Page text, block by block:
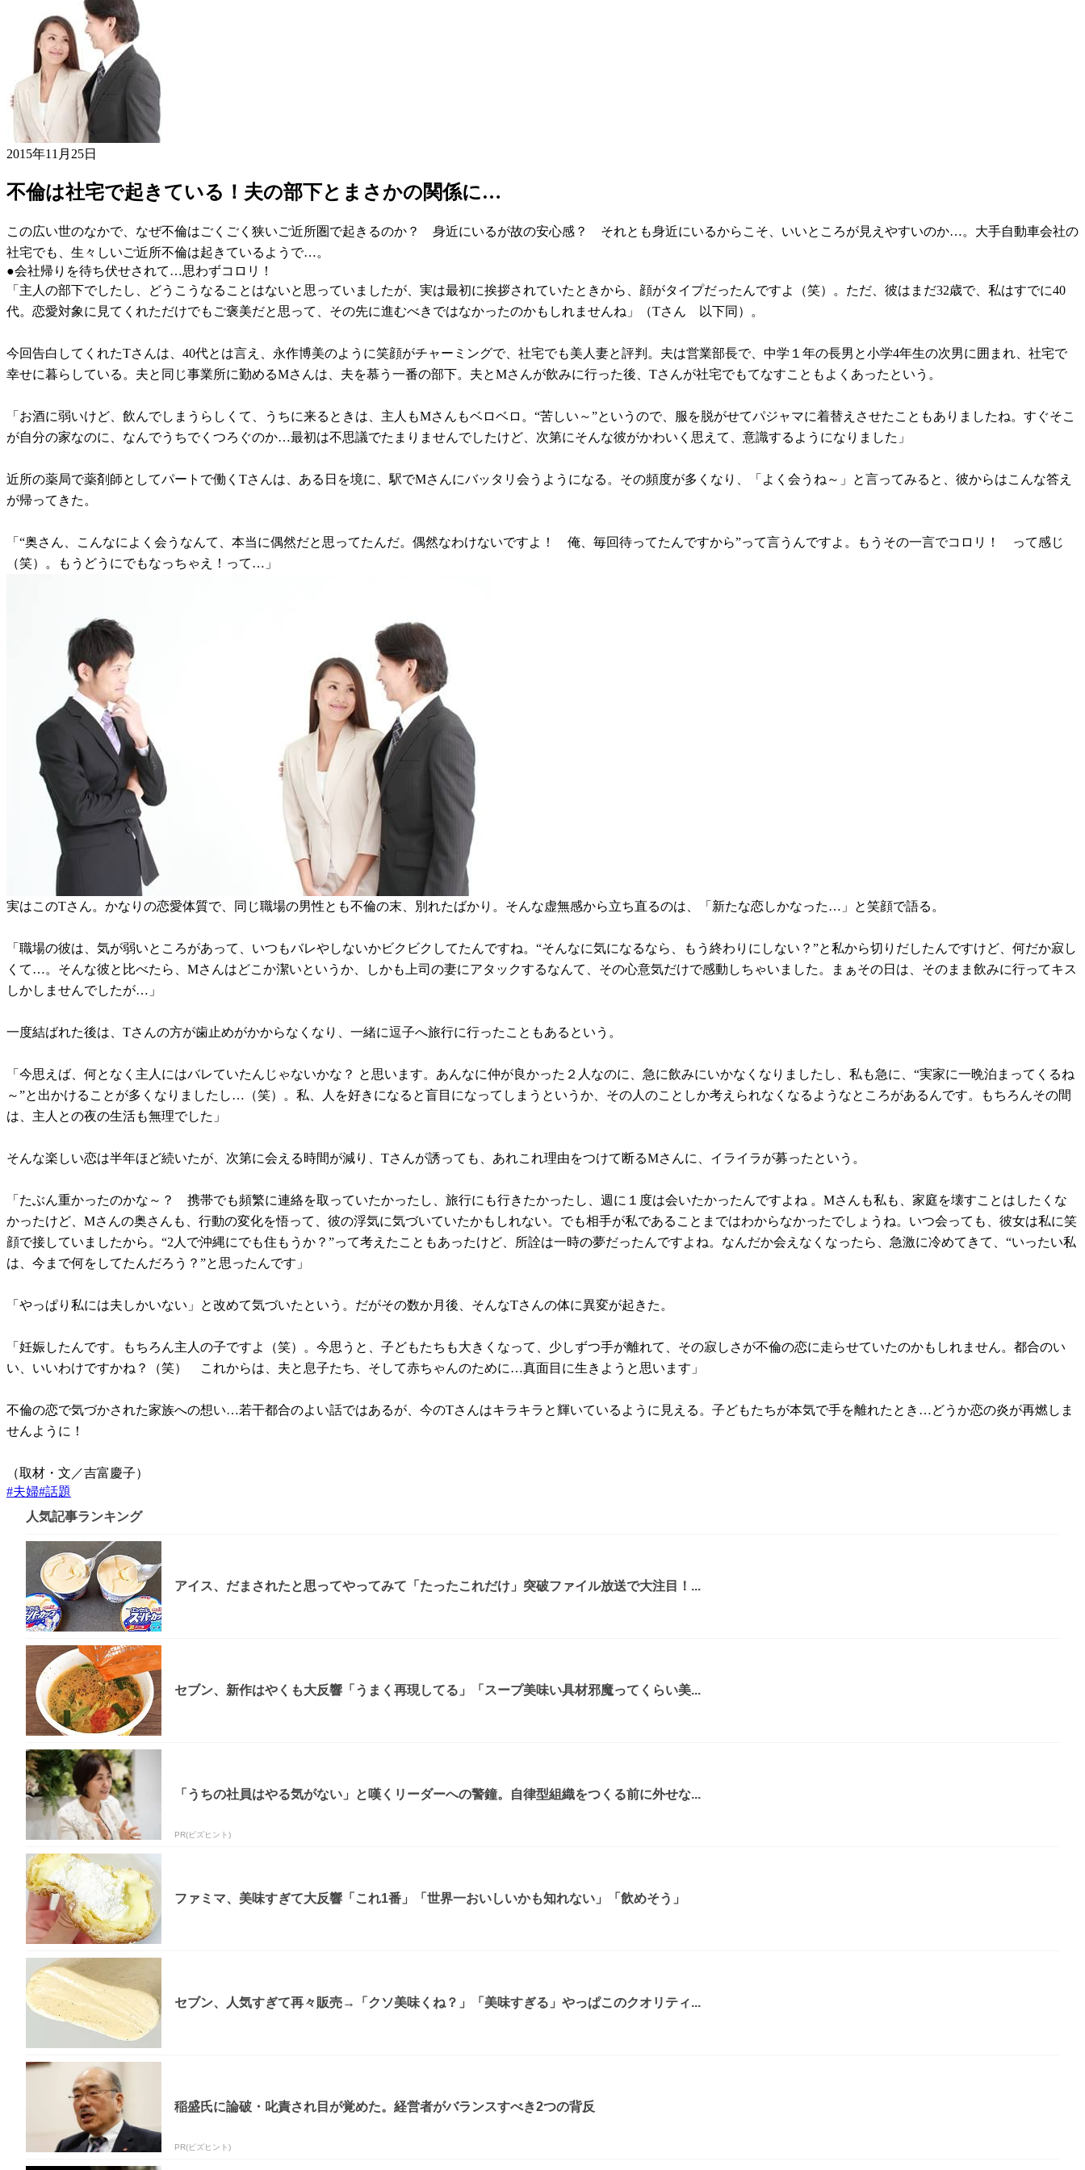
2015年11月25日
不倫は社宅で起きている！夫の部下とまさかの関係に…
この広い世のなかで、なぜ不倫はごくごく狭いご近所圏で起きるのか？ 身近にいるが故の安心感？ それとも身近にいるからこそ、いいところが見えやすいのか…。大手自動車会社の
社宅でも、生々しいご近所不倫は起きているようで…。
●会社帰りを待ち伏せされて…思わずコロリ！
「主人の部下でしたし、どうこうなることはないと思っていましたが、実は最初に挨拶されていたときから、顔がタイプだったんですよ（笑）。ただ、彼はまだ32歳で、私はすでに40
代。恋愛対象に見てくれただけでもご褒美だと思って、その先に進むべきではなかったのかもしれませんね」（Tさん 以下同）。
今回告白してくれたTさんは、40代とは言え、永作博美のように笑顔がチャーミングで、社宅でも美人妻と評判。夫は営業部長で、中学１年の長男と小学4年生の次男に囲まれ、社宅で
幸せに暮らしている。夫と同じ事業所に勤めるMさんは、夫を慕う一番の部下。夫とMさんが飲みに行った後、Tさんが社宅でもてなすこともよくあったという。
「お酒に弱いけど、飲んでしまうらしくて、うちに来るときは、主人もMさんもベロベロ。“苦しい～”というので、服を脱がせてパジャマに着替えさせたこともありましたね。すぐそこ
が自分の家なのに、なんでうちでくつろぐのか…最初は不思議でたまりませんでしたけど、次第にそんな彼がかわいく思えて、意識するようになりました」
近所の薬局で薬剤師としてパートで働くTさんは、ある日を境に、駅でMさんにバッタリ会うようになる。その頻度が多くなり、「よく会うね～」と言ってみると、彼からはこんな答え
が帰ってきた。
「“奥さん、こんなによく会うなんて、本当に偶然だと思ってたんだ。偶然なわけないですよ！ 俺、毎回待ってたんですから”って言うんですよ。もうその一言でコロリ！ って感じ
（笑）。もうどうにでもなっちゃえ！って…」
実はこのTさん。かなりの恋愛体質で、同じ職場の男性とも不倫の末、別れたばかり。そんな虚無感から立ち直るのは、「新たな恋しかなった…」と笑顔で語る。
「職場の彼は、気が弱いところがあって、いつもバレやしないかビクビクしてたんですね。“そんなに気になるなら、もう終わりにしない？”と私から切りだしたんですけど、何だか寂し
くて…。そんな彼と比べたら、Mさんはどこか潔いというか、しかも上司の妻にアタックするなんて、その心意気だけで感動しちゃいました。まぁその日は、そのまま飲みに行ってキス
しかしませんでしたが…」
一度結ばれた後は、Tさんの方が歯止めがかからなくなり、一緒に逗子へ旅行に行ったこともあるという。
「今思えば、何となく主人にはバレていたんじゃないかな？ と思います。あんなに仲が良かった２人なのに、急に飲みにいかなくなりましたし、私も急に、“実家に一晩泊まってくるね
～”と出かけることが多くなりましたし…（笑）。私、人を好きになると盲目になってしまうというか、その人のことしか考えられなくなるようなところがあるんです。もちろんその間
は、主人との夜の生活も無理でした」
そんな楽しい恋は半年ほど続いたが、次第に会える時間が減り、Tさんが誘っても、あれこれ理由をつけて断るMさんに、イライラが募ったという。
「たぶん重かったのかな～？ 携帯でも頻繁に連絡を取っていたかったし、旅行にも行きたかったし、週に１度は会いたかったんですよね 。Mさんも私も、家庭を壊すことはしたくな
かったけど、Mさんの奥さんも、行動の変化を悟って、彼の浮気に気づいていたかもしれない。でも相手が私であることまではわからなかったでしょうね。いつ会っても、彼女は私に笑
顔で接していましたから。“2人で沖縄にでも住もうか？”って考えたこともあったけど、所詮は一時の夢だったんですよね。なんだか会えなくなったら、急激に冷めてきて、“いったい私
は、今まで何をしてたんだろう？”と思ったんです」
「やっぱり私には夫しかいない」と改めて気づいたという。だがその数か月後、そんなTさんの体に異変が起きた。
「妊娠したんです。もちろん主人の子ですよ（笑）。今思うと、子どもたちも大きくなって、少しずつ手が離れて、その寂しさが不倫の恋に走らせていたのかもしれません。都合のい
い、いいわけですかね？（笑） これからは、夫と息子たち、そして赤ちゃんのために…真面目に生きようと思います」
不倫の恋で気づかされた家族への想い…若干都合のよい話ではあるが、今のTさんはキラキラと輝いているように見える。子どもたちが本気で手を離れたとき…どうか恋の炎が再燃しま
せんように！
（取材・文／吉富慶子）
#夫婦#話題
人気記事ランキング
アイス、だまされたと思ってやってみて「たったこれだけ」突破ファイル放送で大注目！...
セブン、新作はやくも大反響「うまく再現してる」「スープ美味い具材邪魔ってくらい美...
「うちの社員はやる気がない」と嘆くリーダーへの警鐘。自律型組織をつくる前に外せな...
PR(ビズヒント)
ファミマ、美味すぎて大反響「これ1番」「世界一おいしいかも知れない」「飲めそう」
セブン、人気すぎて再々販売→「クソ美味くね？」「美味すぎる」やっぱこのクオリティ...
稲盛氏に論破・叱責され目が覚めた。経営者がバランスすべき2つの背反
PR(ビズヒント)